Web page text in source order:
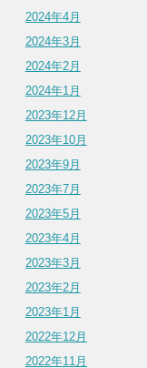
2024年4月
2024年3月
2024年2月
2024年1月
2023年12月
2023年10月
2023年9月
2023年7月
2023年5月
2023年4月
2023年3月
2023年2月
2023年1月
2022年12月
2022年11月